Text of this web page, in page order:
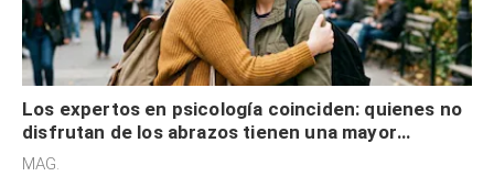
Los expertos en psicología coinciden: quienes no
disfrutan de los abrazos tienen una mayor
sensibilidad a los estímulos físicos y no es por
MAG.